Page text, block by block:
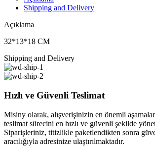
Shipping and Delivery
Açıklama
32*13*18 CM
Shipping and Delivery
Hızlı ve Güvenli Teslimat
Misiny olarak, alışverişinizin en önemli
teslimat sürecini en hızlı ve güvenli şekilde
Siparişleriniz, titizlikle paketlendikten sonra
aracılığıyla adresinize ulaştırılmaktadır.